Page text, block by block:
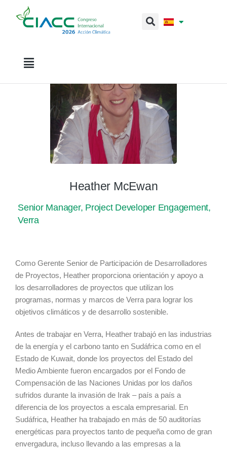
Heather McEwan
Senior Manager, Project Developer Engagement,
Verra
Como Gerente Senior de Participación de Desarrolladores
de Proyectos, Heather proporciona orientación y apoyo a
los desarrolladores de proyectos que utilizan los
programas, normas y marcos de Verra para lograr los
objetivos climáticos y de desarrollo sostenible.
Antes de trabajar en Verra, Heather trabajó en las industrias
de la energía y el carbono tanto en Sudáfrica como en el
Estado de Kuwait, donde los proyectos del Estado del
Medio Ambiente fueron encargados por el Fondo de
Compensación de las Naciones Unidas por los daños
sufridos durante la invasión de Irak – país a país a
diferencia de los proyectos a escala empresarial. En
Sudáfrica, Heather ha trabajado en más de 50 auditorías
energéticas para proyectos tanto de pequeña como de gran
envergadura, incluso llevando a las empresas a la